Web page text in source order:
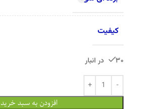
کیفیت
30 در انبار
افزودن به سبد خرید